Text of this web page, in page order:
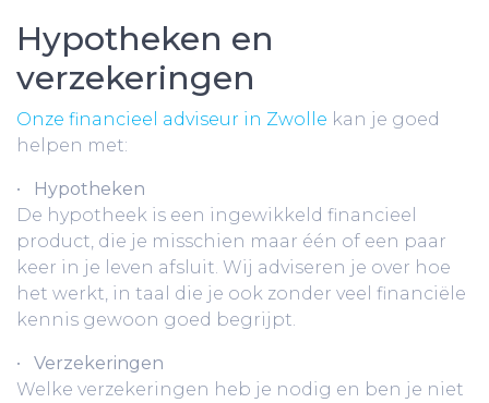
Hypotheken en
verzekeringen
Onze financieel adviseur in Zwolle kan je goed
helpen met:
•
Hypotheken
De hypotheek is een ingewikkeld financieel
product, die je misschien maar één of een paar
keer in je leven afsluit. Wij adviseren je over hoe
het werkt, in taal die je ook zonder veel financiële
kennis gewoon goed begrijpt.
• Verzekeringen
Welke verzekeringen heb je nodig en ben je niet